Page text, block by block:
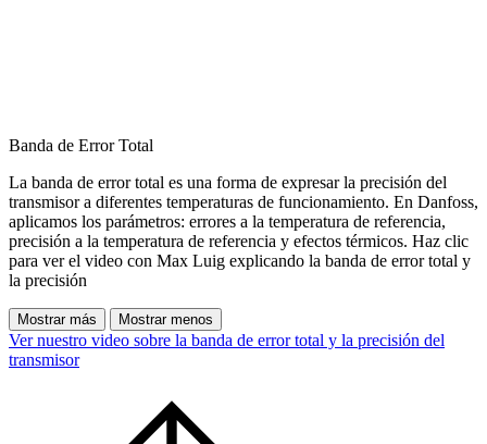
Banda de Error Total
La banda de error total es una forma de expresar la precisión del
transmisor a diferentes temperaturas de funcionamiento. En Danfoss,
aplicamos los parámetros: errores a la temperatura de referencia,
precisión a la temperatura de referencia y efectos térmicos. Haz clic
para ver el video con Max Luig explicando la banda de error total y
la precisión
Mostrar más Mostrar menos
Ver nuestro video sobre la banda de error total y la precisión del
transmisor